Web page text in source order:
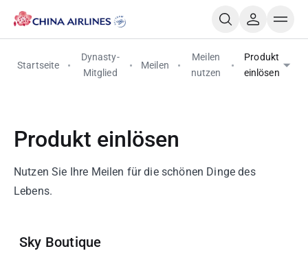
Startseite
Dynasty-
Mitglied
Meilen
Meilen
nutzen
Produkt
einlösen
Produkt einlösen
Nutzen Sie Ihre Meilen für die schönen Dinge des
Lebens.
Sky Boutique